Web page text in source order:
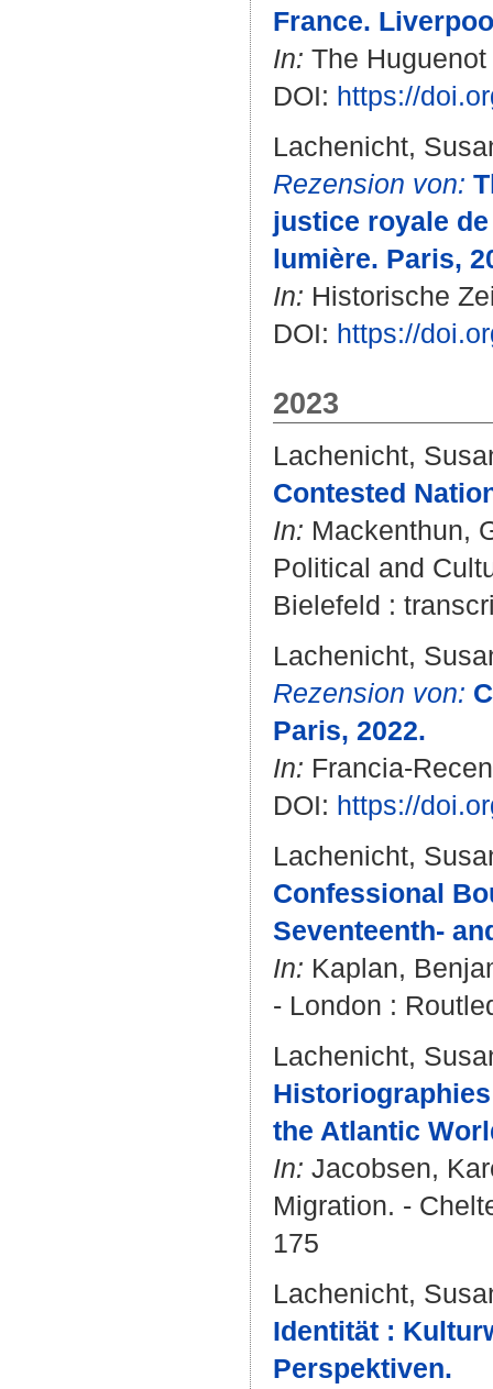
France.
In: The
DOI: https://
Lachenicht,
Rezension von:
justice royale
lumière. Paris,
In: Historische
DOI: https://
2023
Lachenicht,
Contested
In: Mackenthun,
Political and
Bielefeld :
Lachenicht,
Rezension von:
Paris, 2022.
In: Francia-
DOI: https://
Lachenicht,
Confessional
Seventeenth-
In: Kaplan,
- London :
Lachenicht,
the Atlantic
In: Jacobsen,
Migration. -
175
Lachenicht,
Identität :
Perspektiven.